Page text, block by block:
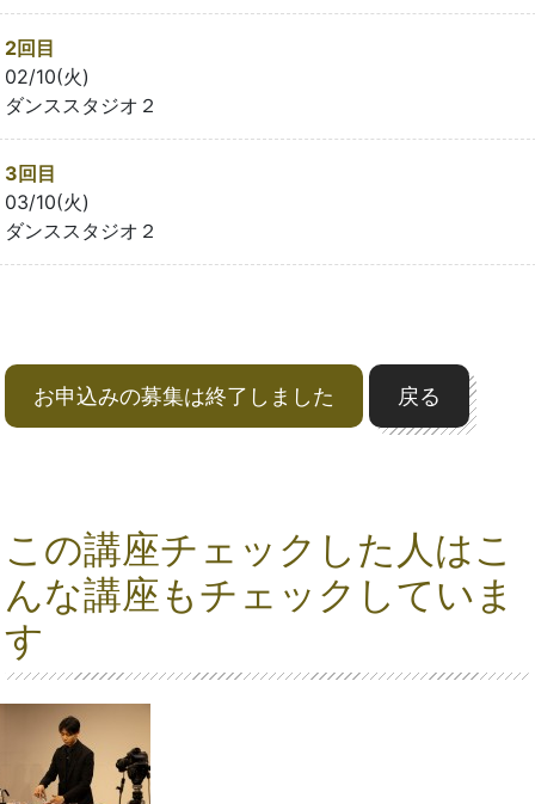
2回目
02/10(火)
ダンススタジオ２
3回目
03/10(火)
ダンススタジオ２
お申込みの募集は終了しました 戻る
この講座チェックした人はこ
んな講座もチェックしていま
す